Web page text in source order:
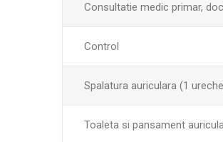
Consultatie medic primar,
Control
Spalatura auriculara (1
Toaleta si pansament